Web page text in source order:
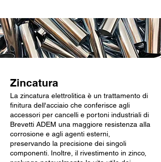
Zincatura
La zincatura elettrolitica è un trattamento di
finitura dell'acciaio che conferisce agli
accessori per cancelli e portoni industriali di
Brevetti ADEM una maggiore resistenza alla
corrosione e agli agenti esterni,
preservando la precisione dei singoli
componenti. Inoltre, il rivestimento in zinco,